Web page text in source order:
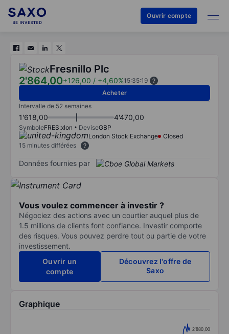
Ouvrir compte
Fresnillo Plc
2'864,00+126,00 / +4,60%15:35:19
Acheter
Intervalle de 52 semaines
1'618,00 4'470,00
SymboleFRES:xlon DeviseGBP
London Stock Exchange
Closed
15 minutes différées
Données fournies par
Vous voulez commencer à investir ?
Négociez des actions avec un courtier auquel plus de
1.5 millions de clients font confiance. Investir comporte
des risques. Vous pouvez perdre tout ou partie de votre
investissement.
Ouvrir un
compte
Découvrez l'offre de
Saxo
Graphique
2'880,00